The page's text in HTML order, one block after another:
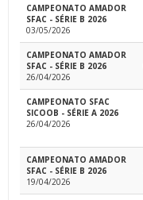
CAMPEONATO AMADOR
SFAC - SÉRIE B 2026
03/05/2026
CAMPEONATO AMADOR
SFAC - SÉRIE B 2026
26/04/2026
CAMPEONATO SFAC
SICOOB - SÉRIE A 2026
26/04/2026
CAMPEONATO AMADOR
SFAC - SÉRIE B 2026
19/04/2026